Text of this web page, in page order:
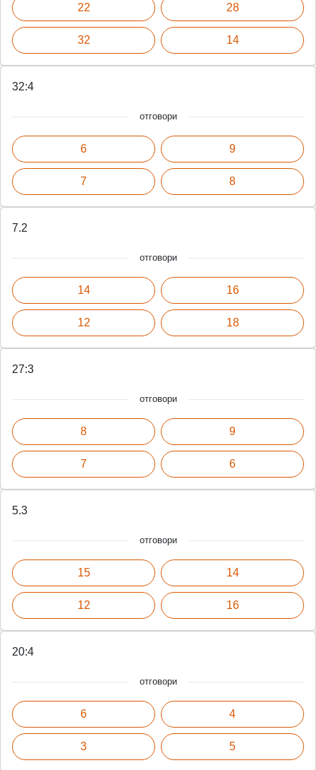
22
32
28
14
32:4
отговори
6
7
9
8
7.2
отговори
14
12
16
18
27:3
отговори
8
7
9
6
5.3
отговори
15
12
14
16
20:4
отговори
6
3
4
5